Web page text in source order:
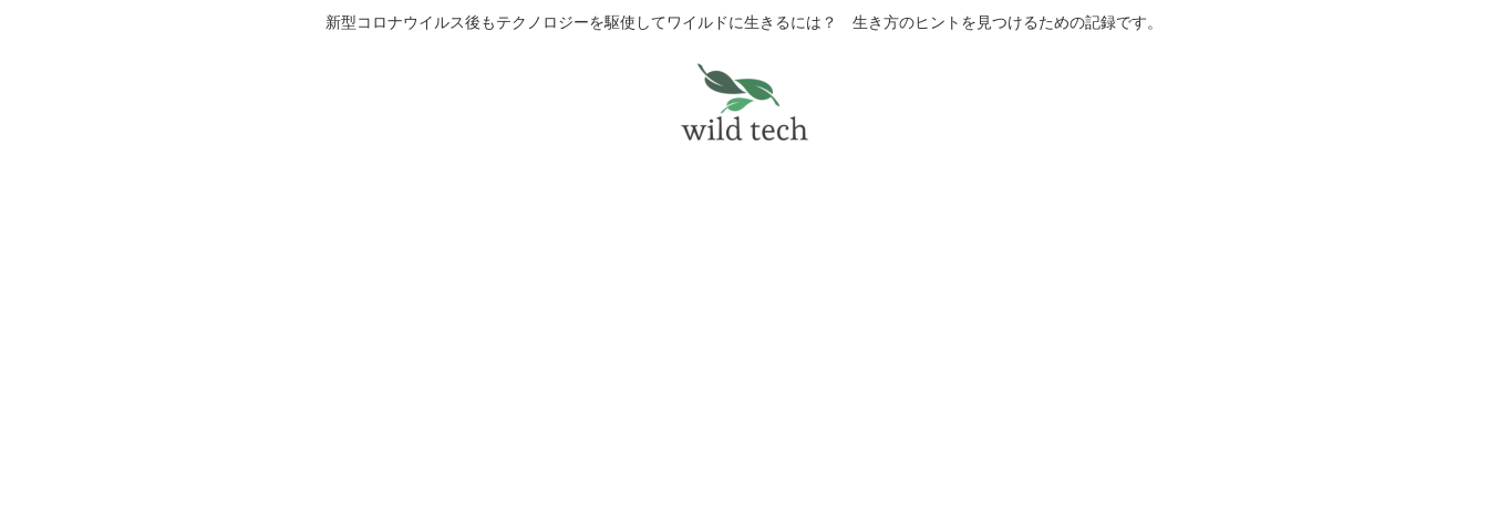
新型コロナウイルス後もテクノロジーを駆使してワイルドに生きるには？ 生き方のヒントを見つけるための記録です。